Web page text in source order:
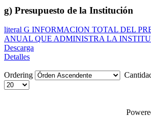
g) Presupuesto de la Institución
literal G INFORMACION TOTAL DEL
ANUAL QUE ADMINISTRA LA
Descarga
Detalles
Ordering